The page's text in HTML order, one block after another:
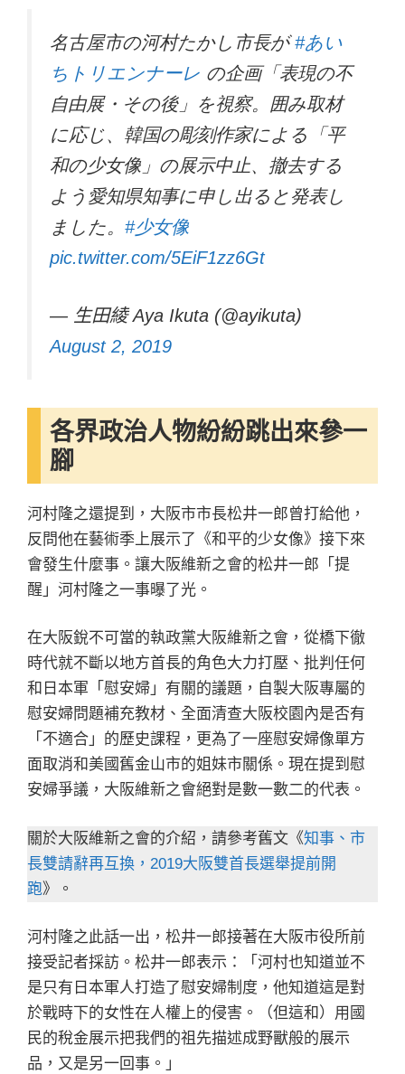
名古屋市の河村たかし市長が#あい
ちトリエンナーレ の企画「表現の不
自由展・その後」を視察。囲み取材
に応じ、韓国の彫刻作家による「平
和の少女像」の展示中止、撤去する
よう愛知県知事に申し出ると発表し
ました。 #少女像
pic.twitter.com/5EiF1zz6Gt
— 生田綾 Aya Ikuta (@ayikuta)
August 2, 2019
各界政治人物紛紛跳出來參一
腳
河村隆之還提到，大阪市市長松井一郎曾打給他，
反問他在藝術季上展示了《和平的少女像》接下來
會發生什麼事。讓大阪維新之會的松井一郎「提
醒」河村隆之一事曝了光。
在大阪銳不可當的執政黨大阪維新之會，從橋下徹
時代就不斷以地方首長的角色大力打壓、批判任何
和日本軍「慰安婦」有關的議題，自製大阪專屬的
慰安婦問題補充教材、全面清查大阪校園內是否有
「不適合」的歷史課程，更為了一座慰安婦像單方
面取消和美國舊金山市的姐妹市關係。現在提到慰
安婦爭議，大阪維新之會絕對是數一數二的代表。
關於大阪維新之會的介紹，請參考舊文《知事、市
長雙請辭再互換，2019大阪雙首長選舉提前開
跑》。
河村隆之此話一出，松井一郎接著在大阪市役所前
接受記者採訪。松井一郎表示：「河村也知道並不
是只有日本軍人打造了慰安婦制度，他知道這是對
於戰時下的女性在人權上的侵害。（但這和）用國
民的稅金展示把我們的祖先描述成野獸般的展示
品，又是另一回事。」